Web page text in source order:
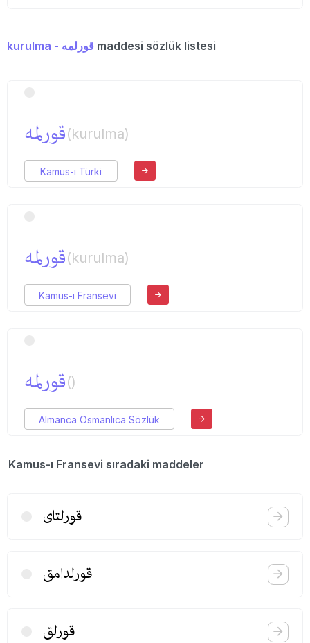
kurulma - قورلمه maddesi sözlük listesi
قورلمه(kurulma)
Kamus-ı Türki
قورلمه(kurulma)
Kamus-ı Fransevi
قورلمه()
Almanca Osmanlıca Sözlük
Kamus-ı Fransevi sıradaki maddeler
قورلتای
قورلدامق
قورلق